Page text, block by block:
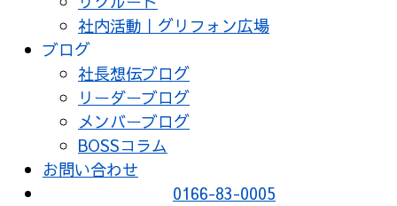
社内活動｜グリフォン広場
ブログ
社長想伝ブログ
リーダーブログ
メンバーブログ
BOSSコラム
お問い合わせ
0166-83-0005